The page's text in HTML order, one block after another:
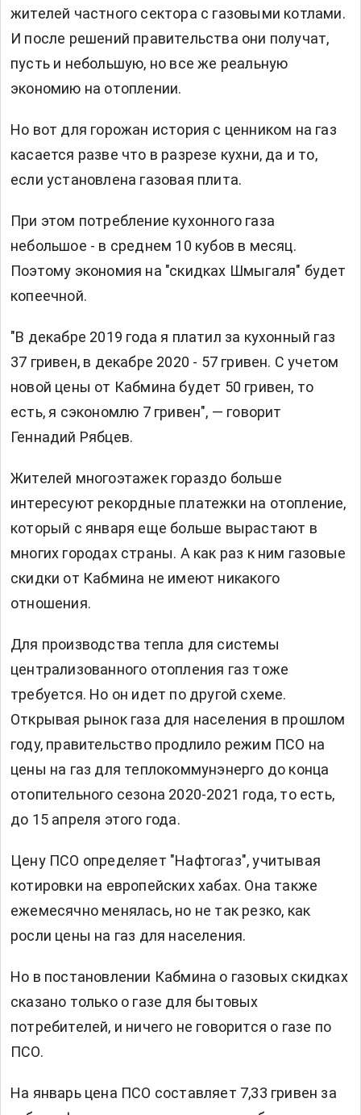
жителей частного сектора с газовыми котлами.
И после решений правительства они получат,
пусть и небольшую, но все же реальную
экономию на отоплении.
Но вот для горожан история с ценником на газ
касается разве что в разрезе кухни, да и то,
если установлена газовая плита.
При этом потребление кухонного газа
небольшое - в среднем 10 кубов в месяц.
Поэтому экономия на "скидках Шмыгаля" будет
копеечной.
"В декабре 2019 года я платил за кухонный газ
37 гривен, в декабре 2020 - 57 гривен. С учетом
новой цены от Кабмина будет 50 гривен, то
есть, я сэкономлю 7 гривен", — говорит
Геннадий Рябцев.
Жителей многоэтажек гораздо больше
интересуют рекордные платежки на отопление,
который с января еще больше вырастают в
многих городах страны. А как раз к ним газовые
скидки от Кабмина не имеют никакого
отношения.
Для производства тепла для системы
централизованного отопления газ тоже
требуется. Но он идет по другой схеме.
Открывая рынок газа для населения в прошлом
году, правительство продлило режим ПСО на
цены на газ для теплокоммунэнерго до конца
отопительного сезона 2020-2021 года, то есть,
до 15 апреля этого года.
Цену ПСО определяет "Нафтогаз", учитывая
котировки на европейских хабах. Она также
ежемесячно менялась, но не так резко, как
росли цены на газ для населения.
Но в постановлении Кабмина о газовых скидках
сказано только о газе для бытовых
потребителей, и ничего не говорится о газе по
ПСО.
На январь цена ПСО составляет 7,33 гривен за